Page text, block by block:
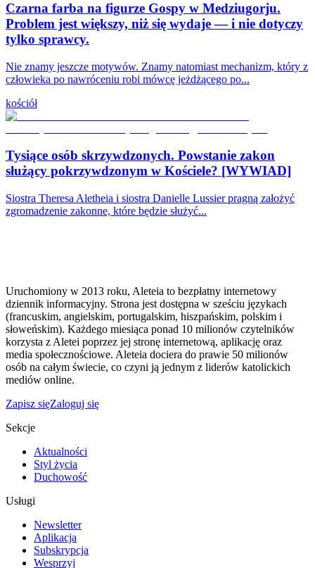
Czarna farba na figurze Gospy w Medziugorju.
Problem jest większy, niż się wydaje — i nie dotyczy
tylko sprawcy.
Nie znamy jeszcze motywów. Znamy natomiast mechanizm, który z
człowieka po nawróceniu robi mówcę jeżdżącego po...
kościół
Tysiące osób skrzywdzonych. Powstanie zakon
służący pokrzywdzonym w Kościele? [WYWIAD]
Siostra Theresa Aletheia i siostra Danielle Lussier pragną założyć
zgromadzenie zakonne, które będzie służyć...
Uruchomiony w 2013 roku, Aleteia to bezpłatny internetowy
dziennik informacyjny. Strona jest dostępna w sześciu językach
(francuskim, angielskim, portugalskim, hiszpańskim, polskim i
słoweńskim). Każdego miesiąca ponad 10 milionów czytelników
korzysta z Aletei poprzez jej stronę internetową, aplikację oraz
media społecznościowe. Aleteia dociera do prawie 50 milionów
osób na całym świecie, co czyni ją jednym z liderów katolickich
mediów online.
Zapisz sięZaloguj się
Sekcje
Aktualności
Styl życia
Duchowość
Usługi
Newsletter
Aplikacja
Subskrypcja
Wesprzyj